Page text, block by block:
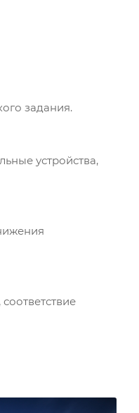
задания.
устройства,